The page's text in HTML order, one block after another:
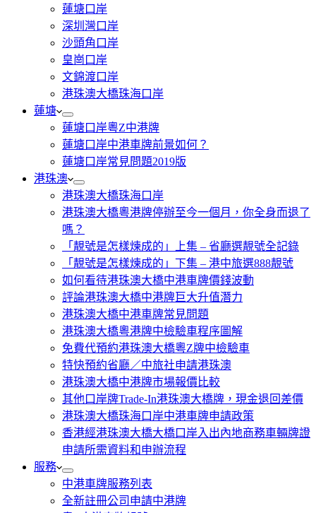
蓮塘口岸
深圳灣口岸
沙頭角口岸
皇崗口岸
文錦渡口岸
港珠澳大橋珠海口岸
蓮塘
蓮塘口岸粵Z中港牌
蓮塘口岸中港車牌前景如何？
蓮塘口岸常見問題2019版
港珠澳
港珠澳大橋珠海口岸
港珠澳大橋粵港牌停辦至今一個月，你全身而退了
嗎？
「靚號是怎樣煉成的」上集 – 省廳選靚號全記錄
「靚號是怎樣煉成的」下集 – 港中旅選888靚號
如何看待港珠澳大橋中港車牌價錢波動
評論港珠澳大橋中港牌巨大升值潛力
港珠澳大橋中港車牌常見問題
港珠澳大橋粵港牌中檢驗車程序圖解
免費代預約港珠澳大橋粵Z牌中檢驗車
特快預約省廳／中旅社申請港珠澳
港珠澳大橋中港牌市場報價比較
其他口岸牌Trade-In港珠澳大橋牌，現金退回差價
港珠澳大橋珠海口岸中港車牌申請政策
香港經港珠澳大橋大橋口岸入出內地商務車輛牌證
申請所需資料和申辦流程
服務
中港車牌服務列表
全新註冊公司申請中港牌